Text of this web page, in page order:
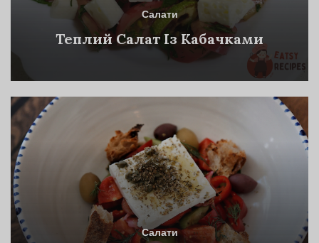
Салати
Теплий Салат Із Кабачками
Салати